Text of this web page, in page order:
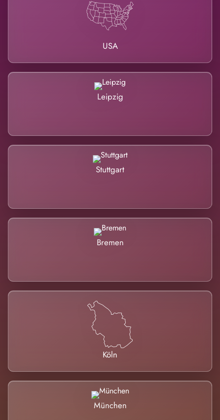
USA
Leipzig
Stuttgart
Bremen
Köln
München